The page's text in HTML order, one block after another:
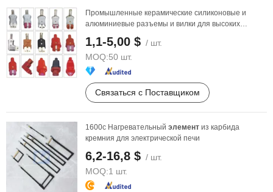
Промышленные керамические силиконовые и
алюминиевые разъемы и вилки для высоких
1,1-5,00 $ / шт.
MOQ:50 шт.
Связаться с Поставщиком
1600c Нагревательный элемент из карбида
кремния для электрической печи
6,2-16,8 $ / шт.
MOQ:1 шт.